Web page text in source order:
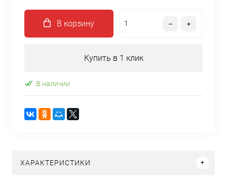
В корзину
Купить в 1 клик
В наличии
ХАРАКТЕРИСТИКИ